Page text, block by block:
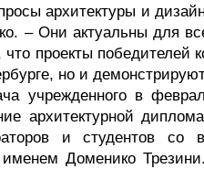
архитектуры и
– Они актуальны для
проекты победителей
но и
учрежденного в
архитектурной
и студентов
Доменико